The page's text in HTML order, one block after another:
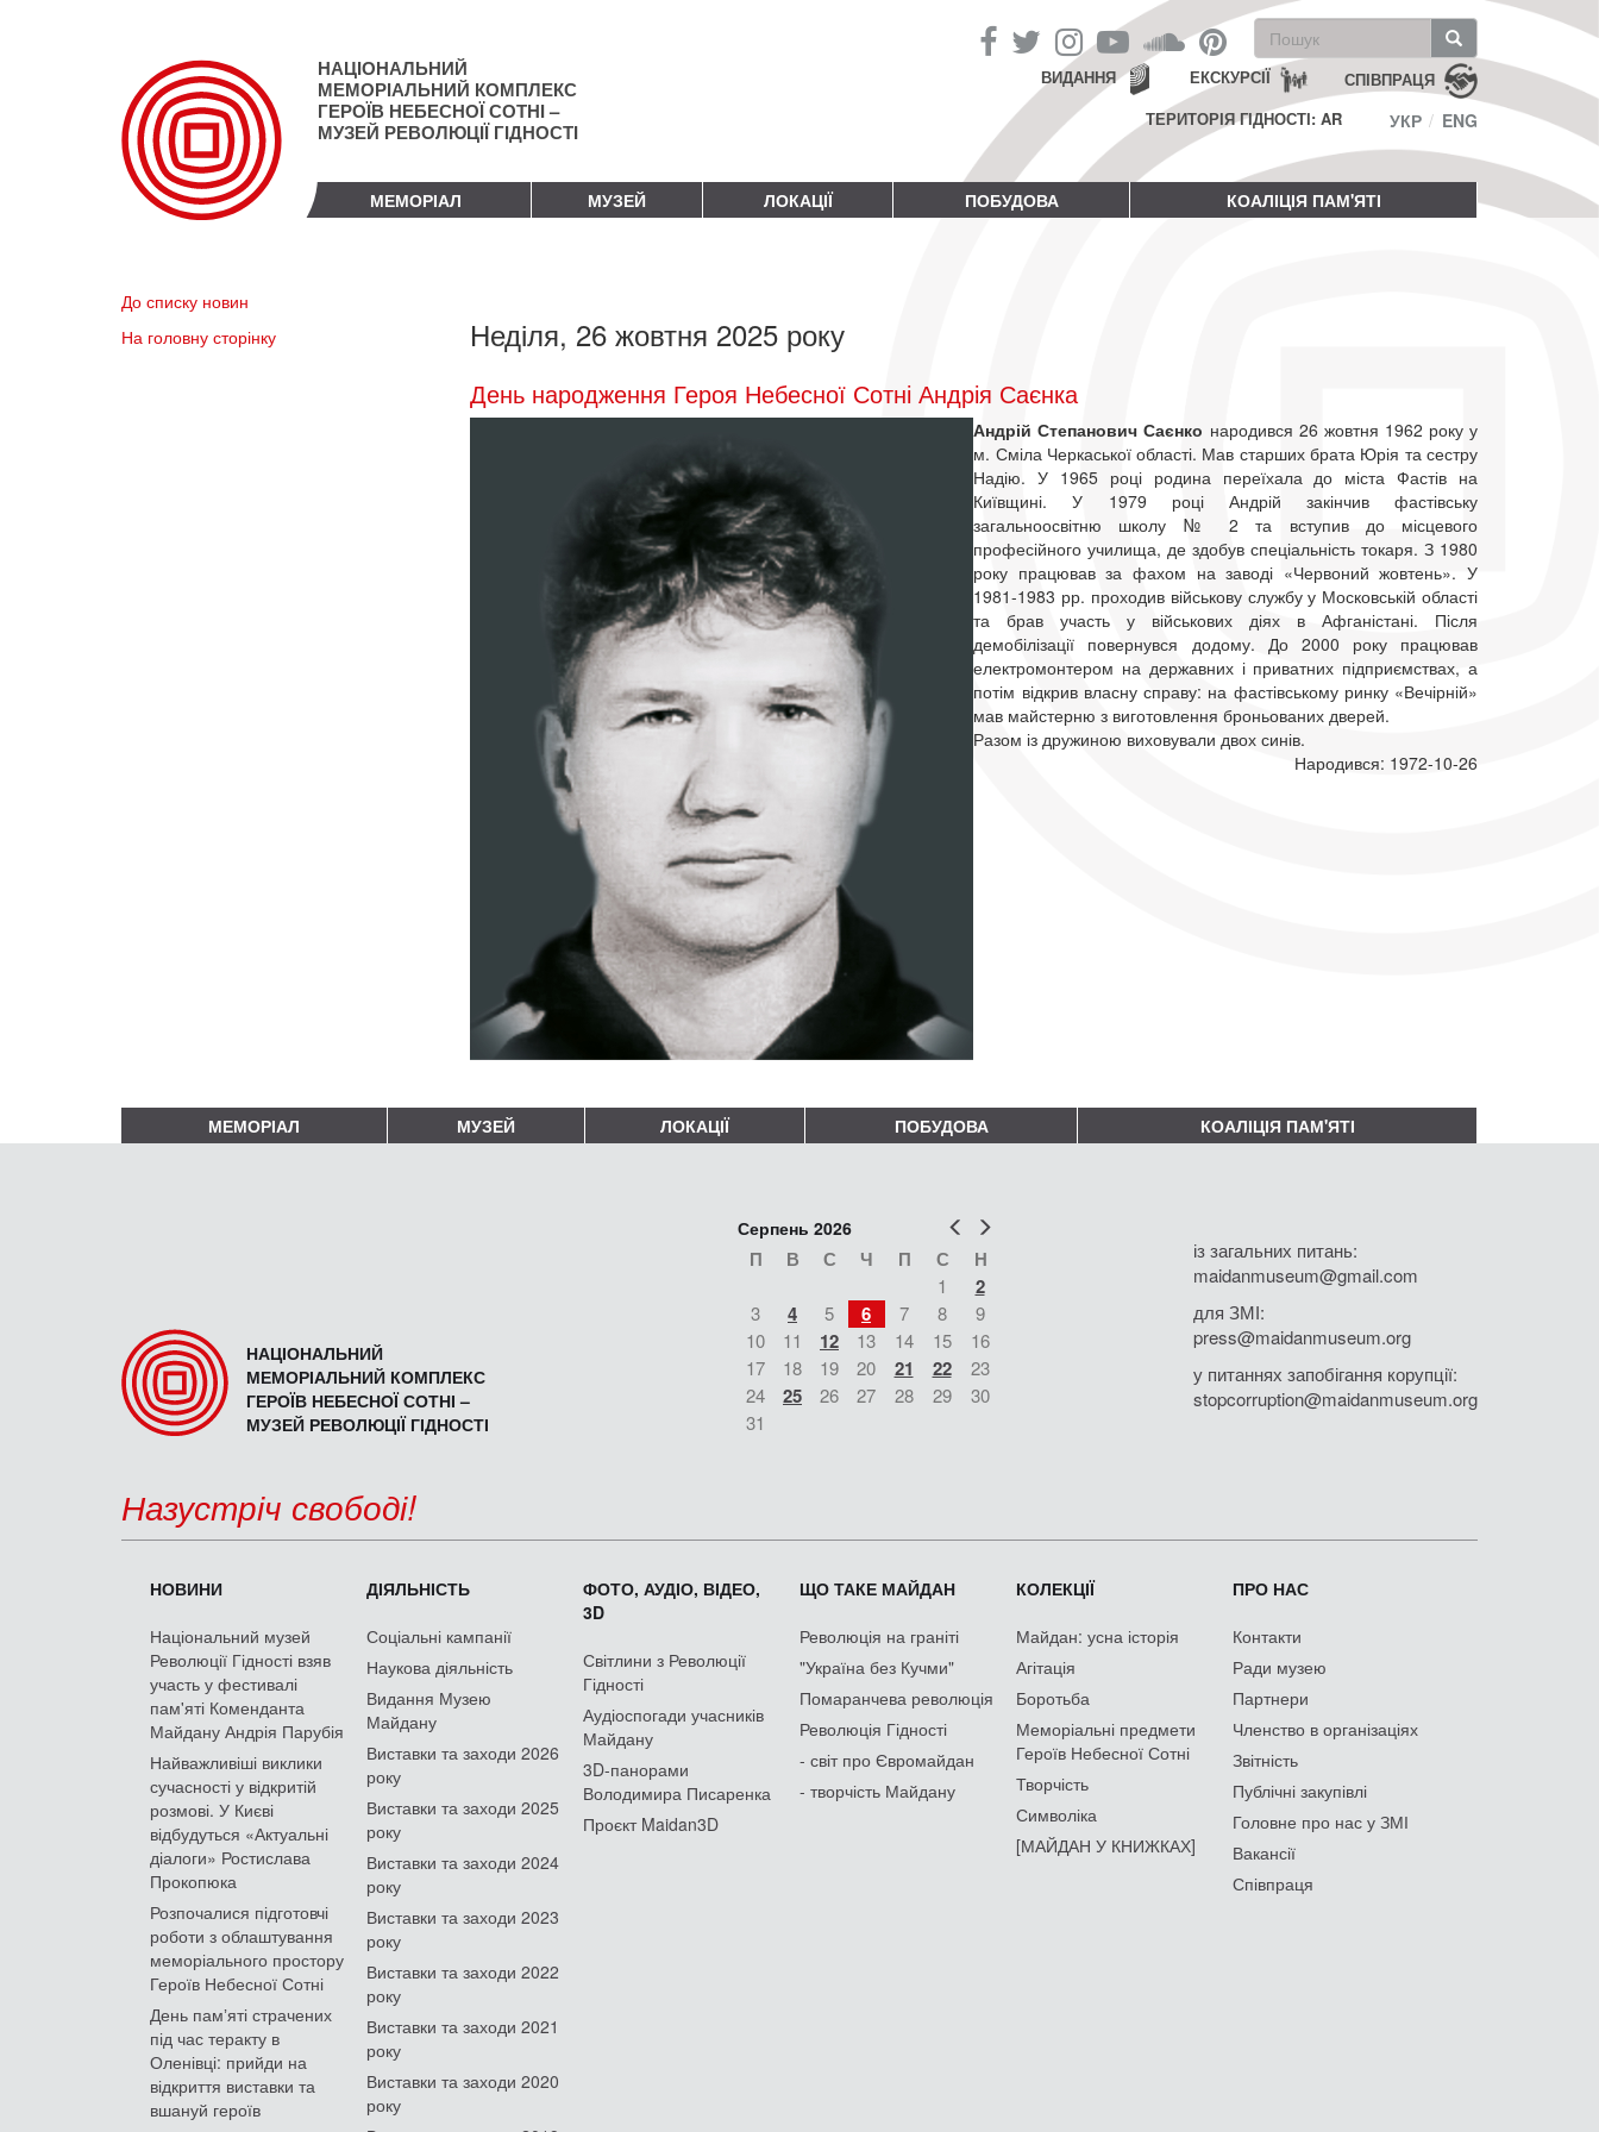
НАЦІОНАЛЬНИЙ
МЕМОРІАЛЬНИЙ КОМПЛЕКС
ГЕРОЇВ НЕБЕСНОЇ СОТНІ –
МУЗЕЙ РЕВОЛЮЦІЇ ГІДНОСТІ
Пошукова
форма
Пошук СПІВПРАЦЯ
ЕКСКУРСІЇ
ВИДАННЯ
ТЕРИТОРІЯ ГІДНОСТІ: AR
УКР ENG
МЕМОРІАЛ МУЗЕЙ ЛОКАЦІЇ ПОБУДОВА КОАЛІЦІЯ ПАМ'ЯТІ
До списку новин
На головну сторінку
Неділя, 26 жовтня 2025 року
День народження Героя Небесної Сотні Андрія Саєнка
Андрій Степанович Саєнко народився 26 жовтня 1962 року у
м. Сміла Черкаської області. Мав старших брата Юрія та сестру
Надію. У 1965 році родина переїхала до міста Фастів на
Київщині. У 1979 році Андрій закінчив фастівську
загальноосвітню школу № 2 та вступив до місцевого
професійного училища, де здобув спеціальність токаря. З 1980
року працював за фахом на заводі «Червоний жовтень». У
1981-1983 рр. проходив військову службу у Московській області
та брав участь у військових діях в Афганістані. Після
демобілізації повернувся додому. До 2000 року працював
електромонтером на державних і приватних підприємствах, а
потім відкрив власну справу: на фастівському ринку «Вечірній»
мав майстерню з виготовлення броньованих дверей.
Разом із дружиною виховували двох синів.
Народився: 1972-10-26
МЕМОРІАЛ МУЗЕЙ ЛОКАЦІЇ ПОБУДОВА КОАЛІЦІЯ ПАМ'ЯТІ
НАЦІОНАЛЬНИЙ
МЕМОРІАЛЬНИЙ КОМПЛЕКС
ГЕРОЇВ НЕБЕСНОЇ СОТНІ –
МУЗЕЙ РЕВОЛЮЦІЇ ГІДНОСТІ
Попер
Серпень 2026
П В С Ч П С Н
1 2
3 4 5 6 7 8
9
10
11 12 13 14 15
16
17
18 19 20 21 22
23
24
25 26 27 28 29
30
31
із загальних питань:
maidanmuseum@gmail.com
для ЗМІ:
press@maidanmuseum.org
у питаннях запобігання корупції:
stopcorruption@maidanmuseum.org
Назустріч свободі!
НОВИНИ
Національний музей
Революції Гідності взяв
участь у фестивалі
пам'яті Коменданта
Майдану Андрія Парубія
Найважливіші виклики
сучасності у відкритій
розмові. У Києві
відбудуться «Актуальні
діалоги» Ростислава
Прокопюка
Розпочалися підготовчі
роботи з облаштування
меморіального простору
Героїв Небесної Сотні
День памʼяті страчених
під час теракту в
Оленівці: прийди на
відкриття виставки та
вшануй героїв
ДІЯЛЬНІСТЬ
Соціальні кампанії
Наукова діяльність
Видання Музею
Майдану
Виставки та заходи 2026
року
Виставки та заходи 2025
року
Виставки та заходи 2024
року
Виставки та заходи 2023
року
Виставки та заходи 2022
року
Виставки та заходи 2021
року
Виставки та заходи 2020
року
ФОТО, АУДІО, ВІДЕО,
3D
Світлини з Революції
Гідності
Аудіоспогади учасників
Майдану
3D-панорами
Володимира Писаренка
Проєкт Maidan3D
ЩО ТАКЕ МАЙДАН
Революція на граніті
"Україна без Кучми"
Помаранчева революція
Революція Гідності
- світ про Євромайдан
- творчість Майдану
КОЛЕКЦІЇ
Майдан: усна історія
Агітація
Боротьба
Меморіальні предмети
Героїв Небесної Сотні
Творчість
Символіка
[МАЙДАН У КНИЖКАХ]
ПРО НАС
Контакти
Ради музею
Партнери
Членство в організаціях
Звітність
Публічні закупівлі
Головне про нас у ЗМІ
Вакансії
Співпраця